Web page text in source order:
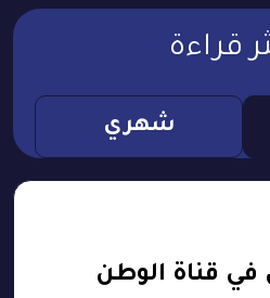
قراءة
شهري
في قناة الوطن